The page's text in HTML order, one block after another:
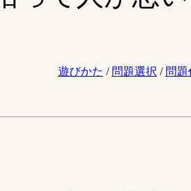
遊びかた / 問題選択 / 問題